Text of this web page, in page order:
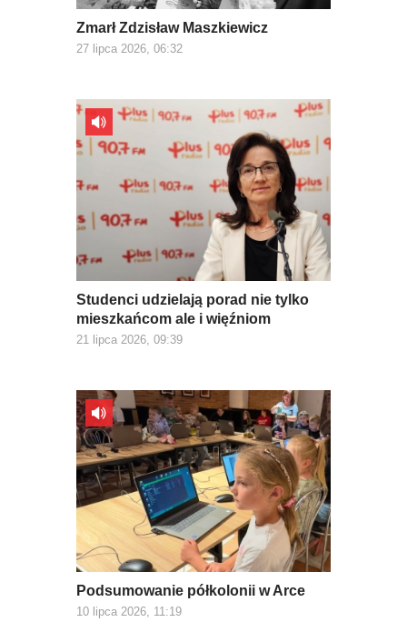
Zmarł Zdzisław Maszkiewicz
27 lipca 2026, 06:32
Studenci udzielają porad nie tylko
mieszkańcom ale i więźniom
21 lipca 2026, 09:39
Podsumowanie półkolonii w Arce
10 lipca 2026, 11:19